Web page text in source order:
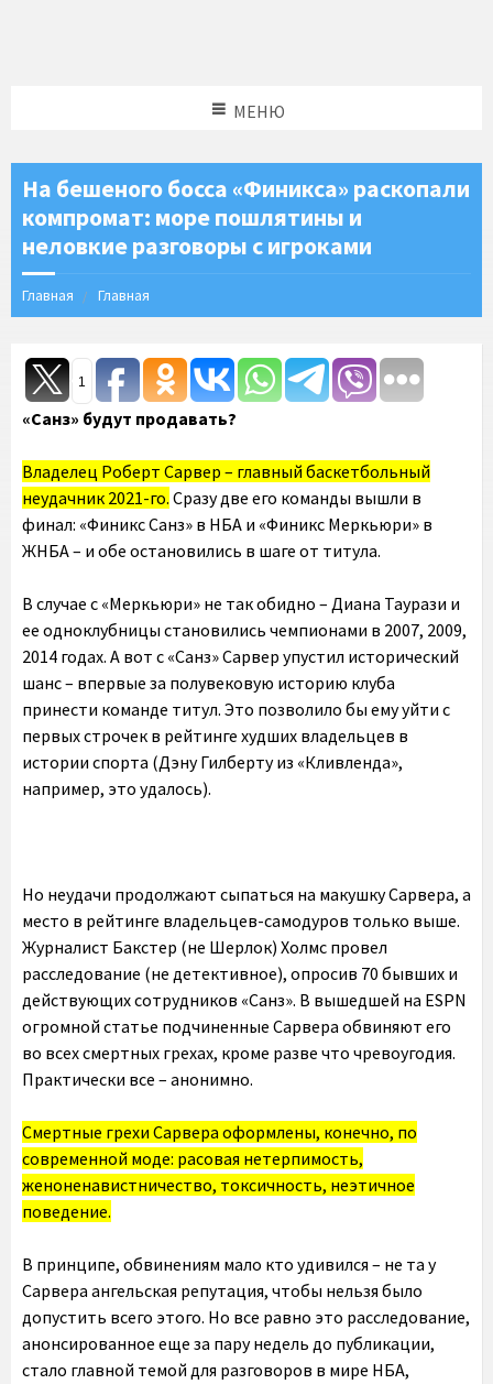
МЕНЮ
На бешеного босса «Финикса» раскопали
компромат: море пошлятины и
неловкие разговоры с игроками
Главная Главная
1
«Санз» будут продавать?
Владелец Роберт Сарвер – главный баскетбольный
неудачник 2021-го. Сразу две его команды вышли в
финал: «Финикс Санз» в НБА и «Финикс Меркьюри» в
ЖНБА – и обе остановились в шаге от титула.
В случае с «Меркьюри» не так обидно – Диана Таурази и
ее одноклубницы становились чемпионами в 2007, 2009,
2014 годах. А вот с «Санз» Сарвер упустил исторический
шанс – впервые за полувековую историю клуба
принести команде титул. Это позволило бы ему уйти с
первых строчек в рейтинге худших владельцев в
истории спорта (Дэну Гилберту из «Кливленда»,
например, это удалось).
Но неудачи продолжают сыпаться на макушку Сарвера, а
место в рейтинге владельцев-самодуров только выше.
Журналист Бакстер (не Шерлок) Холмс провел
расследование (не детективное), опросив 70 бывших и
действующих сотрудников «Санз». В вышедшей на ESPN
огромной статье подчиненные Сарвера обвиняют его
во всех смертных грехах, кроме разве что чревоугодия.
Практически все – анонимно.
Смертные грехи Сарвера оформлены, конечно, по
современной моде: расовая нетерпимость,
женоненавистничество, токсичность, неэтичное
поведение.
В принципе, обвинениям мало кто удивился – не та у
Сарвера ангельская репутация, чтобы нельзя было
допустить всего этого. Но все равно это расследование,
анонсированное еще за пару недель до публикации,
стало главной темой для разговоров в мире НБА,